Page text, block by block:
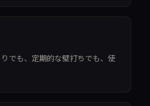
でも、定期的な壁打ちでも、使